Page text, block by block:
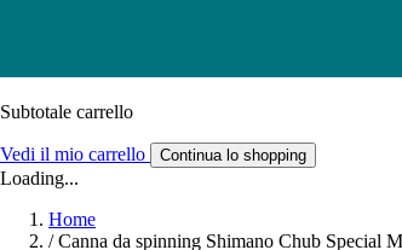
Subtotale carrello
Vedi il mio carrello Continua lo shopping
Loading...
Home
/ Canna da spinning Shimano Chub Special